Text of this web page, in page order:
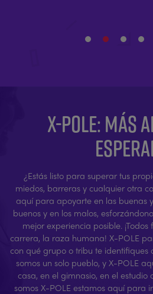
X-POLE: MÁS
¿Estás listo para superar tus
miedos, barreras y cualquier otra
aquí para apoyarte en las buenas
buenos y en los malos,
mejor experiencia posible.
carrera, la raza humana! X-POLE
con qué grupo o tribu te identifiques
somos un solo pueblo, y X-POLE
casa, en el gimnasio, en el estudio
somos X-POLE estamos aquí para